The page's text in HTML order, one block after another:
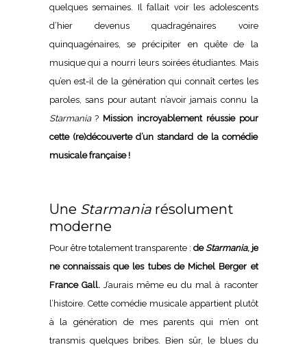
quelques semaines. Il fallait voir les adolescents
d’hier devenus quadragénaires voire
quinquagénaires, se précipiter en quête de la
musique qui a nourri leurs soirées étudiantes. Mais
qu’en est-il de la génération qui connaît certes les
paroles, sans pour autant n’avoir jamais connu la
Starmania? Mission incroyablement réussie pour
cette (re)découverte d’un standard de la comédie
musicale française !
Une Starmaniarésolument
moderne
Pour être totalement transparente : deStarmania, je
ne connaissais que les tubes de Michel Berger et
France Gall.J’aurais même eu du mal à raconter
l’histoire. Cette comédie musicale appartient plutôt
à la génération de mes parents qui m’en ont
transmis quelques bribes. Bien sûr, le blues du